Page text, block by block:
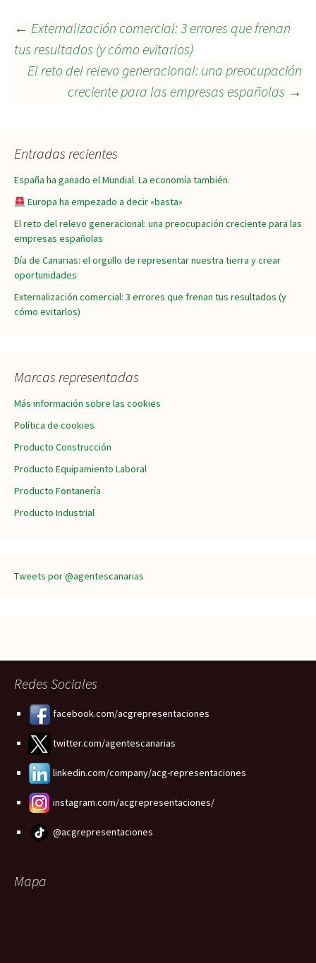
Navegación
de
← Externalización comercial: 3 errores que frenan
tus resultados (y cómo evitarlos)
El reto del relevo generacional: una preocupación
creciente para las empresas españolas →
Entradas recientes
España ha ganado el Mundial. La economía también.
Europa ha empezado a decir «basta»
El reto del relevo generacional: una preocupación creciente para las
empresas españolas
Día de Canarias: el orgullo de representar nuestra tierra y crear
oportunidades
Externalización comercial: 3 errores que frenan tus resultados (y
cómo evitarlos)
Marcas representadas
Más información sobre las cookies
Política de cookies
Producto Construcción
Producto Equipamiento Laboral
Producto Fontanería
Producto Industrial
Tweets por @agentescanarias
Redes Sociales
facebook.com/acgrepresentaciones
twitter.com/agentescanarias
linkedin.com/company/acg-representaciones
instagram.com/acgrepresentaciones/
@acgrepresentaciones
Mapa